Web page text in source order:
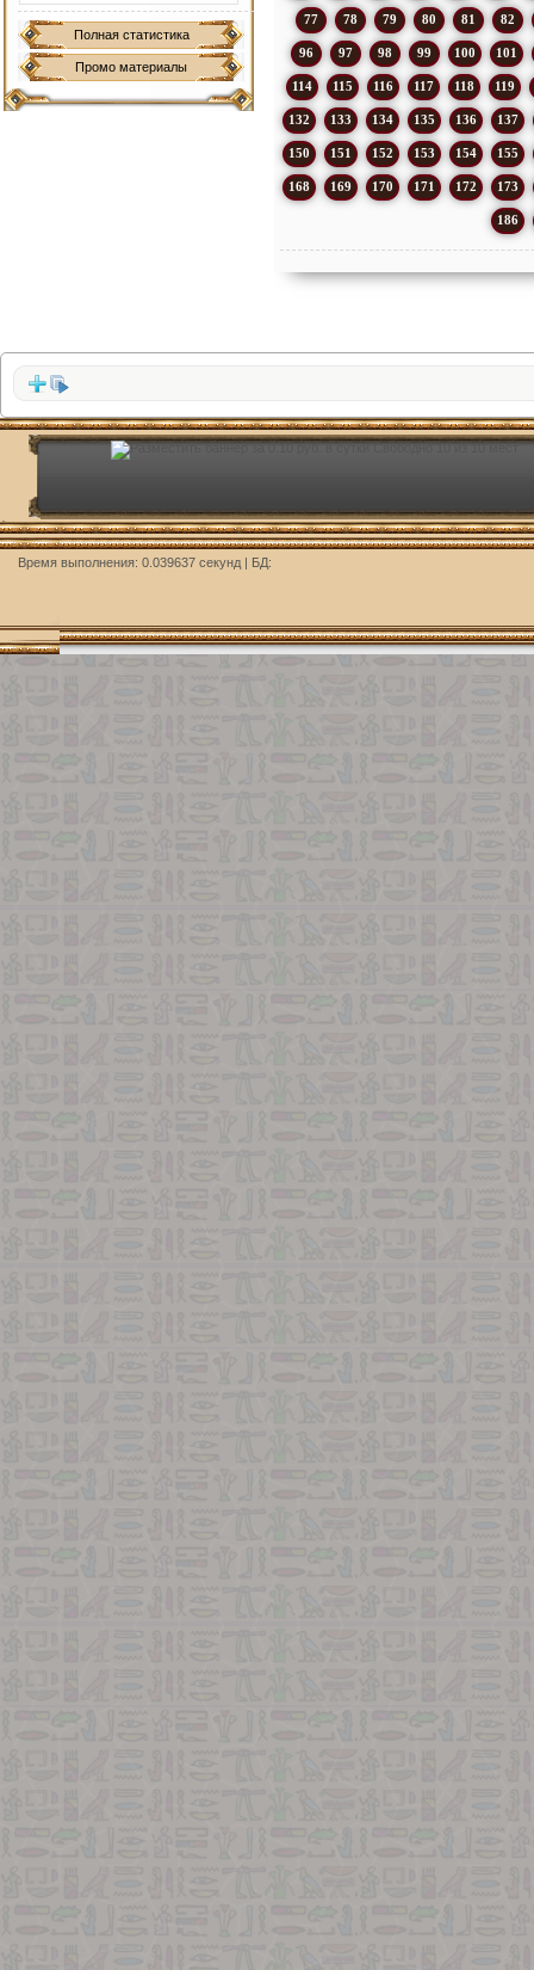
Полная статистика
Промо материалы
77 78 79 80 81 82
96 97 98 99 100 101
114 115 116 117 118 119
132 133 134 135 136 137
150 151 152 153 154 155
168 169 170 171 172 173
186
Время выполнения: 0.039637 секунд | БД: